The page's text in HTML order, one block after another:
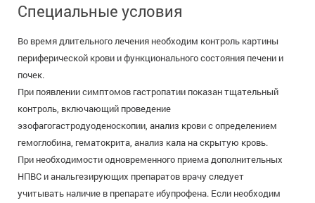
Специальные условия
Во время длительного лечения необходим контроль картины
периферической крови и функционального состояния печени и
почек.
При появлении симптомов гастропатии показан тщательный
контроль, включающий проведение
эзофагогастродуоденоскопии, анализ крови с определением
гемоглобина, гематокрита, анализ кала на скрытую кровь.
При необходимости одновременного приема дополнительных
НПВС и анальгезирующих препаратов врачу следует
учитывать наличие в препарате ибупрофена. Если необходим